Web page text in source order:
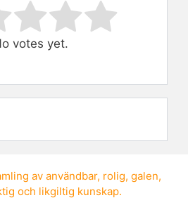
Submit Rating
votes yet.
av användbar, rolig, galen,
och likgiltig kunskap.